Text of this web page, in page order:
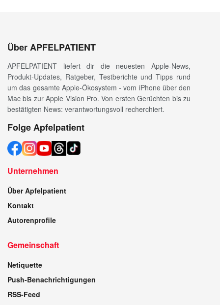
Über APFELPATIENT
APFELPATIENT liefert dir die neuesten Apple-News,
Produkt-Updates, Ratgeber, Testberichte und Tipps rund
um das gesamte Apple-Ökosystem - vom iPhone über den
Mac bis zur Apple Vision Pro. Von ersten Gerüchten bis zu
bestätigten News: verantwortungsvoll recherchiert.
Folge Apfelpatient
Unternehmen
Über Apfelpatient
Kontakt
Autorenprofile
Gemeinschaft
Netiquette
Push-Benachrichtigungen
RSS-Feed